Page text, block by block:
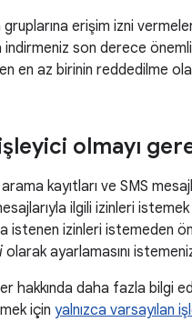
gruplarına erişim izni
indirmeniz son derece
en az birinin reddedilme
olmayı
kayıtları ve SMS
ilgili izinleri
istenen izinleri istemeden
olarak ayarlamasını
hakkında daha fazla bilgi
için yalnızca varsayılan